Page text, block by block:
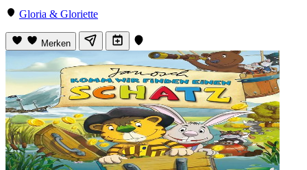
Gloria & Gloriette
Merken